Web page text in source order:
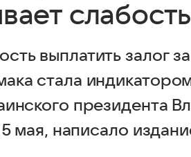
выплатить залог
стала
президента
мая, написало